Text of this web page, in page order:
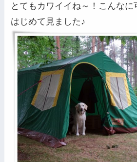
とてもカワイイね～！こんなに
はじめて見ました♪